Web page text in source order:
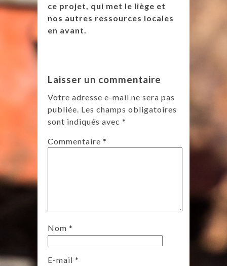
ce projet, qui met le liège et
nos autres ressources locales
en avant.
Laisser un commentaire
Votre adresse e-mail ne sera pas
publiée. Les champs obligatoires
sont indiqués avec *
Commentaire *
Nom *
E-mail *